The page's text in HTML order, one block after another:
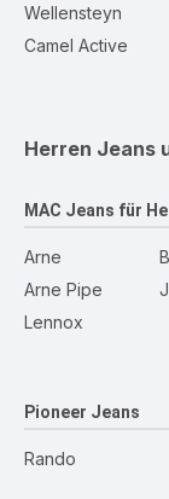
Wellensteyn
Camel Active
Herren Jeans
MAC Jeans für
Arne
Arne Pipe
Lennox
Pioneer Jeans
Rando